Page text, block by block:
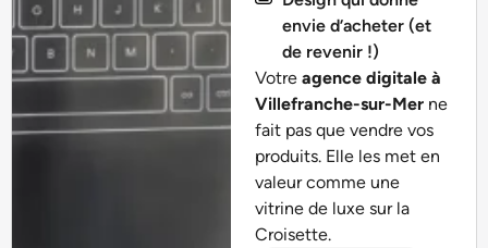
envie d’acheter (et
de revenir !)
Votreagence digitale à
Villefranche-sur-Mer ne
fait pas que vendre vos
produits. Elle les met en
valeur comme une
vitrine de luxe sur la
Croisette.